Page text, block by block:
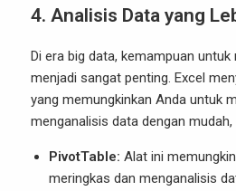
4. Analisis Data yang
Di era big data, kemampuan
menjadi sangat penting. Excel
yang memungkinkan Anda untuk
menganalisis data dengan mudah,
PivotTable: Alat ini
meringkas dan menganalisis